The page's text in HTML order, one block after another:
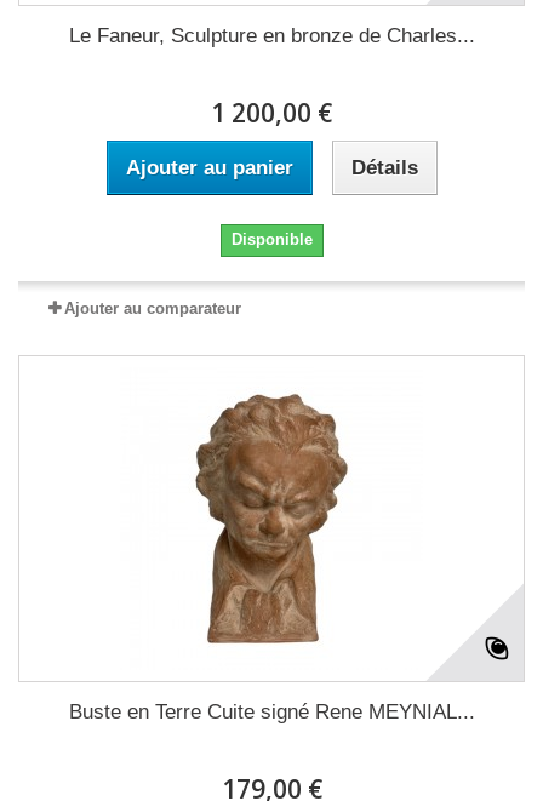
Le Faneur, Sculpture en bronze de Charles...
1 200,00 €
Ajouter au panier Détails
Disponible
Ajouter au comparateur
Buste en Terre Cuite signé Rene MEYNIAL...
179,00 €